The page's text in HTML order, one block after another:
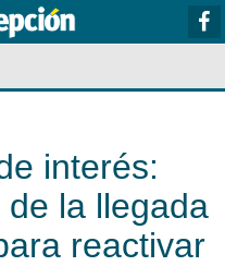
interés:
la llegada
reactivar